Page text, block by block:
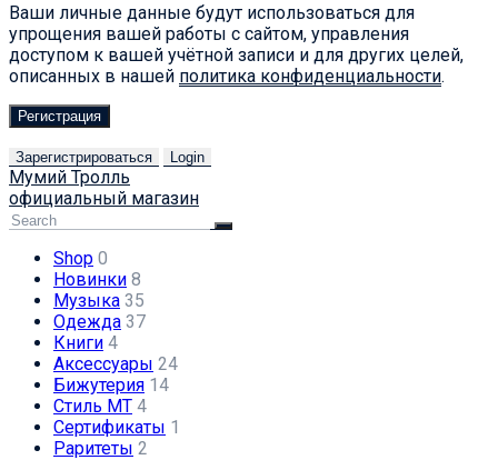
Ваши личные данные будут использоваться для
упрощения вашей работы с сайтом, управления
доступом к вашей учётной записи и для других целей,
описанных в нашей политика конфиденциальности.
Регистрация
Зарегистрироваться Login
Мумий Тролль
официальный магазин
Shop 0
Новинки 8
Музыка 35
Одежда 37
Книги 4
Аксессуары 24
Бижутерия 14
Стиль МТ 4
Сертификаты 1
Раритеты 2